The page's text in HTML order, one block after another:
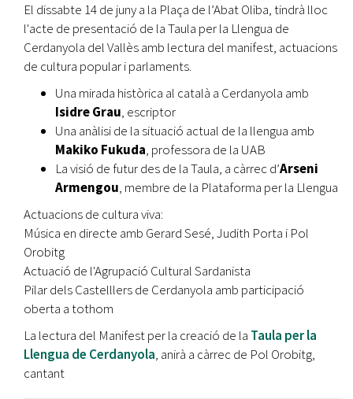
El dissabte 14 de juny a la Plaça de l’Abat Oliba, tindrà lloc
l'acte de presentació de la Taula per la Llengua de
Cerdanyola del Vallès amb lectura del manifest, actuacions
de cultura popular i parlaments.
Una mirada històrica al català a Cerdanyola amb
Isidre Grau, escriptor
Una anàlisi de la situació actual de la llengua amb
Makiko Fukuda, professora de la UAB
La visió de futur des de la Taula, a càrrec d’Arseni
Armengou, membre de la Plataforma per la Llengua
Actuacions de cultura viva:
Música en directe amb Gerard Sesé, Judith Porta i Pol
Orobitg
Actuació de l'Agrupació Cultural Sardanista
Pilar dels Castelllers de Cerdanyola amb participació
oberta a tothom
La lectura del Manifest per la creació de la Taula per la
Llengua de Cerdanyola, anirà a càrrec de Pol Orobitg,
cantant